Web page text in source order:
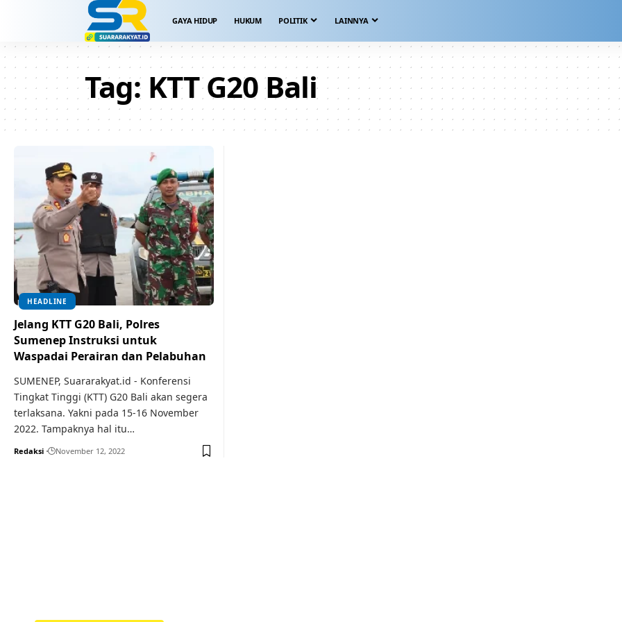
GAYA HIDUP HUKUM POLITIK LAINNYA
Tag: KTT G20 Bali
HEADLINE
Jelang KTT G20 Bali, Polres
Sumenep Instruksi untuk
Waspadai Perairan dan Pelabuhan
SUMENEP, Suararakyat.id - Konferensi
Tingkat Tinggi (KTT) G20 Bali akan segera
terlaksana. Yakni pada 15-16 November
2022. Tampaknya hal itu…
Redaksi November 12, 2022